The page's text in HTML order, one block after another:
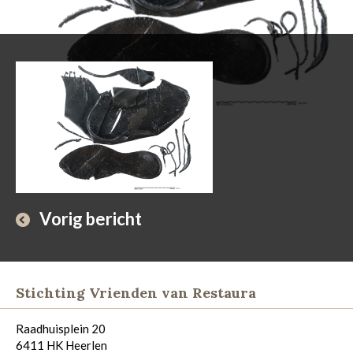
Vorig bericht
Stichting Vrienden van Restaura
Raadhuisplein 20
6411 HK Heerlen